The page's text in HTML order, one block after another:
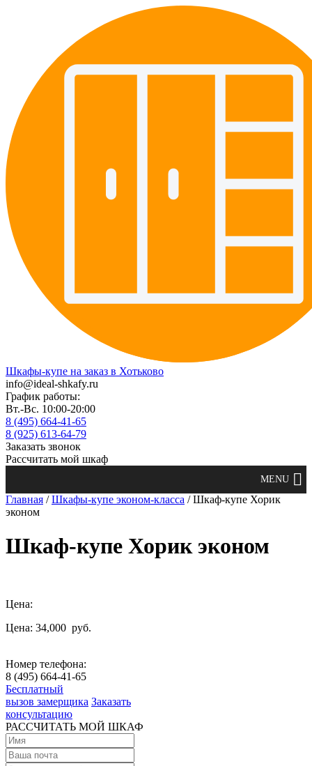
Шкафы-купе на заказ в Хотьково
info@ideal-shkafy.ru
График работы:
Вт.-Вс. 10:00-20:00
8 (495) 664-41-65
8 (925) 613-64-79
Заказать звонок
Рассчитать мой шкаф
Главная /Шкафы-купе эконом-класса / Шкаф-купе Хорик
эконом
Шкаф-купе Хорик эконом
Цена:
Цена: 34,000 руб.
Номер телефона:
8 (495) 664-41-65
Бесплатный
вызов замерщика Заказать
консультацию
РАССЧИТАТЬ МОЙ ШКАФ